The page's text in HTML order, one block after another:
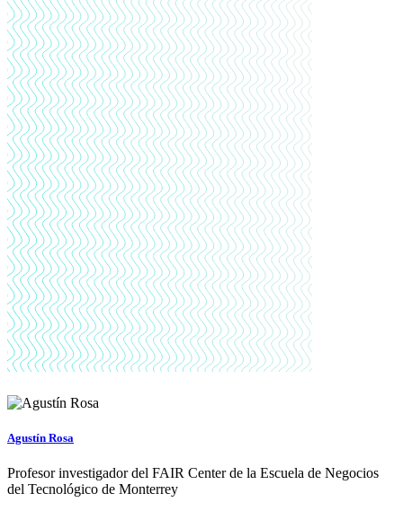
Agustín Rosa
Profesor investigador del FAIR Center de la Escuela de Negocios
del Tecnológico de Monterrey